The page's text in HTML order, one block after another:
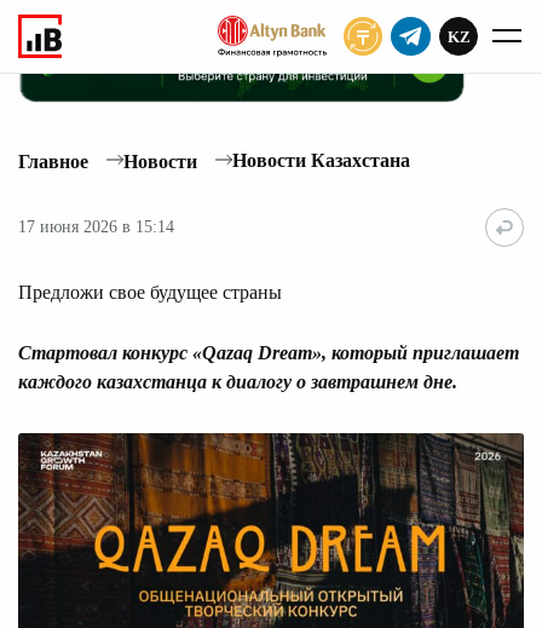
KZ
Главное Новости Новости Казахстана
17 июня 2026 в 15:14
Предложи свое будущее страны
Стартовал конкурс «Qazaq Dream», который приглашает
каждого казахстанца к диалогу о завтрашнем дне.